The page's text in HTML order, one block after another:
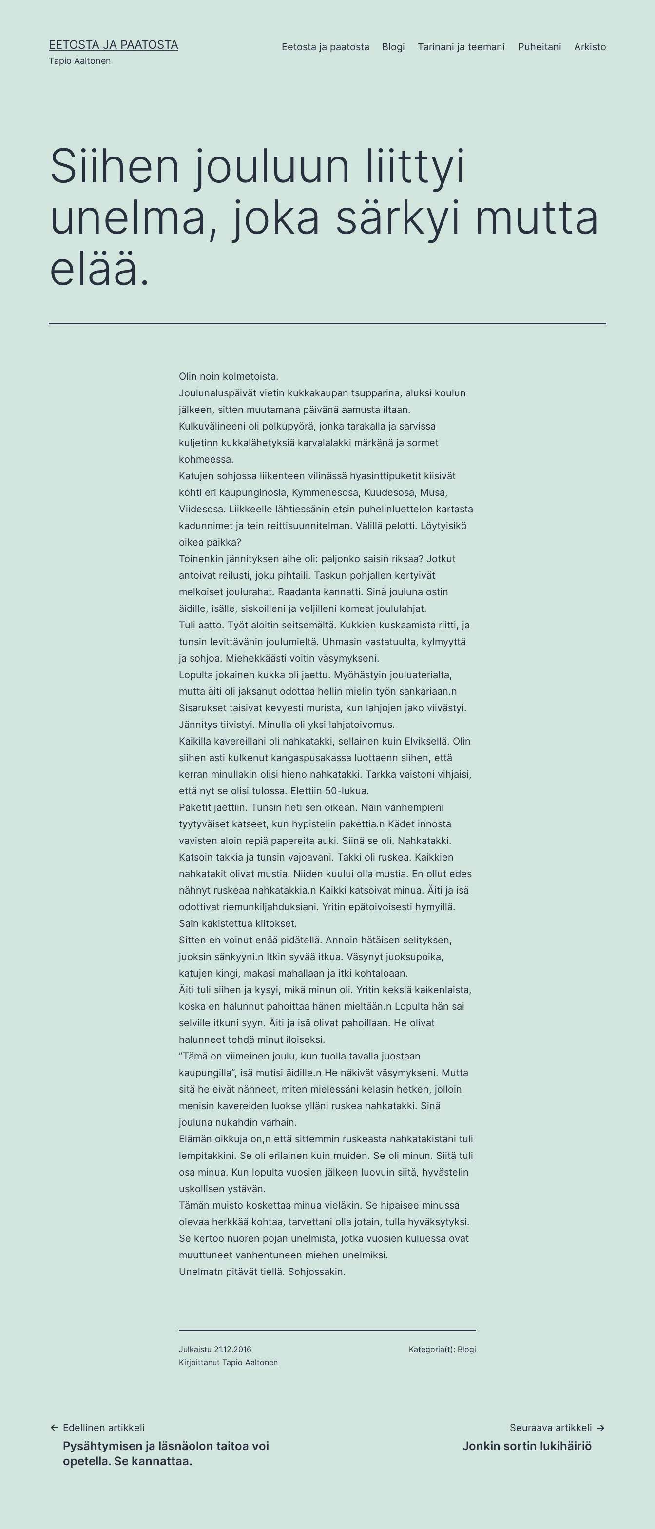
EETOSTA JA PAATOSTA
Tapio Aaltonen
Eetosta ja paatosta Blogi Tarinani ja teemani Puheitani Arkisto
Siihen jouluun liittyi
unelma, joka särkyi mutta
elää.
Olin noin kolmetoista.
Joulunaluspäivät vietin kukkakaupan tsupparina, aluksi koulun
jälkeen, sitten muutamana päivänä aamusta iltaan.
Kulkuvälineeni oli polkupyörä, jonka tarakalla ja sarvissa
kuljetinn kukkalähetyksiä karvalalakki märkänä ja sormet
kohmeessa.
Katujen sohjossa liikenteen vilinässä hyasinttipuketit kiisivät
kohti eri kaupunginosia, Kymmenesosa, Kuudesosa, Musa,
Viidesosa. Liikkeelle lähtiessänin etsin puhelinluettelon kartasta
kadunnimet ja tein reittisuunnitelman. Välillä pelotti. Löytyisikö
oikea paikka?
Toinenkin jännityksen aihe oli: paljonko saisin riksaa? Jotkut
antoivat reilusti, joku pihtaili. Taskun pohjallen kertyivät
melkoiset joulurahat. Raadanta kannatti. Sinä jouluna ostin
äidille, isälle, siskoilleni ja veljilleni komeat joululahjat.
Tuli aatto. Työt aloitin seitsemältä. Kukkien kuskaamista riitti, ja
tunsin levittävänin joulumieltä. Uhmasin vastatuulta, kylmyyttä
ja sohjoa. Miehekkäästi voitin väsymykseni.
Lopulta jokainen kukka oli jaettu. Myöhästyin jouluaterialta,
mutta äiti oli jaksanut odottaa hellin mielin työn sankariaan.n
Sisarukset taisivat kevyesti murista, kun lahjojen jako viivästyi.
Jännitys tiivistyi. Minulla oli yksi lahjatoivomus.
Kaikilla kavereillani oli nahkatakki, sellainen kuin Elviksellä. Olin
siihen asti kulkenut kangaspusakassa luottaenn siihen, että
kerran minullakin olisi hieno nahkatakki. Tarkka vaistoni vihjaisi,
että nyt se olisi tulossa. Elettiin 50-lukua.
Paketit jaettiin. Tunsin heti sen oikean. Näin vanhempieni
tyytyväiset katseet, kun hypistelin pakettia.n Kädet innosta
vavisten aloin repiä papereita auki. Siinä se oli. Nahkatakki.
Katsoin takkia ja tunsin vajoavani. Takki oli ruskea. Kaikkien
nahkatakit olivat mustia. Niiden kuului olla mustia. En ollut edes
nähnyt ruskeaa nahkatakkia.n Kaikki katsoivat minua. Äiti ja isä
odottivat riemunkiljahduksiani. Yritin epätoivoisesti hymyillä.
Sain kakistettua kiitokset.
Sitten en voinut enää pidätellä. Annoin hätäisen selityksen,
juoksin sänkyyni.n Itkin syvää itkua. Väsynyt juoksupoika,
katujen kingi, makasi mahallaan ja itki kohtaloaan.
Äiti tuli siihen ja kysyi, mikä minun oli. Yritin keksiä kaikenlaista,
koska en halunnut pahoittaa hänen mieltään.n Lopulta hän sai
selville itkuni syyn. Äiti ja isä olivat pahoillaan. He olivat
halunneet tehdä minut iloiseksi.
”Tämä on viimeinen joulu, kun tuolla tavalla juostaan
kaupungilla”, isä mutisi äidille.n He näkivät väsymykseni. Mutta
sitä he eivät nähneet, miten mielessäni kelasin hetken, jolloin
menisin kavereiden luokse ylläni ruskea nahkatakki. Sinä
jouluna nukahdin varhain.
Elämän oikkuja on,n että sittemmin ruskeasta nahkatakistani tuli
lempitakkini. Se oli erilainen kuin muiden. Se oli minun. Siitä tuli
osa minua. Kun lopulta vuosien jälkeen luovuin siitä, hyvästelin
uskollisen ystävän.
Tämän muisto koskettaa minua vieläkin. Se hipaisee minussa
olevaa herkkää kohtaa, tarvettani olla jotain, tulla hyväksytyksi.
Se kertoo nuoren pojan unelmista, jotka vuosien kuluessa ovat
muuttuneet vanhentuneen miehen unelmiksi.
Unelmatn pitävät tiellä. Sohjossakin.
Julkaistu 21.12.2016
Kirjoittanut Tapio Aaltonen
Kategoria(t): Blogi
Artikkelien
selaus
Edellinen artikkeli
Pysähtymisen ja läsnäolon taitoa voi
opetella. Se kannattaa.
Seuraava artikkeli
Jonkin sortin lukihäiriö